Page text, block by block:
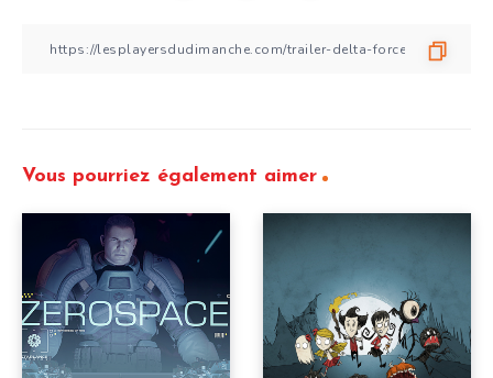
Vous pourriez également aimer